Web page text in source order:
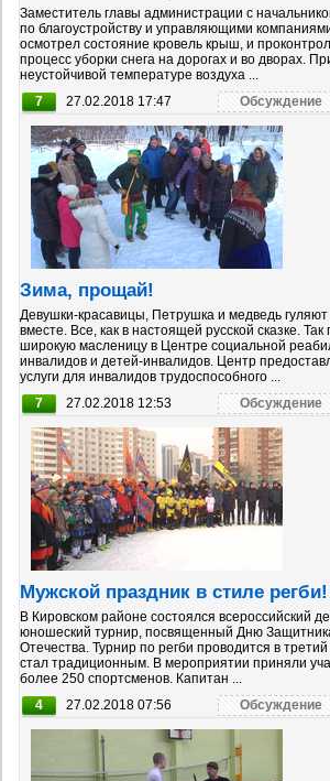
Заместитель главы администрации с
по благоустройству и управляющими
осмотрел состояние кровель крыш, и
процесс уборки снега на дорогах и во дворах.
неустойчивой температуре воздуха ...
7
27.02.2018 17:47 Обсуждение
Зима, прощай!
Девушки-красавицы, Петрушка и медведь гуляют
вместе. Все, как в настоящей русской сказке. Так
широкую масленицу в Центре социальной
инвалидов и детей-инвалидов. Центр
услуги для инвалидов трудоспособного ...
7
27.02.2018 12:53 Обсуждение
Мужской праздник в стиле регби!
В Кировском районе состоялся всероссийский
юношеский турнир, посвященный Дню
Отечества. Турнир по регби проводится в
стал традиционным. В мероприятии приняли
более 250 спортсменов. Капитан ...
4
27.02.2018 07:56 Обсуждение